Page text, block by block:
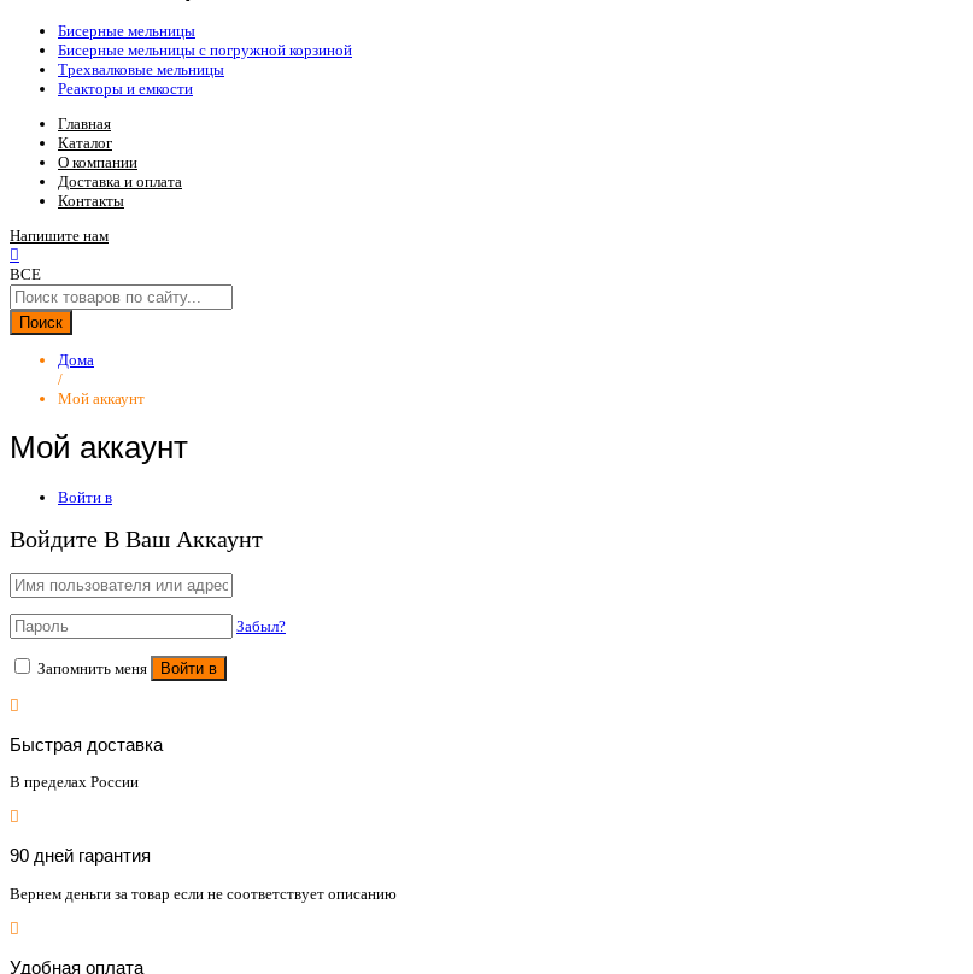
Бисерные мельницы
Бисерные мельницы с погружной корзиной
Трехвалковые мельницы
Реакторы и емкости
Главная
Каталог
О компании
Доставка и оплата
Контакты
Напишите нам
ВСЕ
Поиск
Дома
/
Мой аккаунт
Мой аккаунт
Войти в
Войдите В Ваш Аккаунт
Забыл?
Запомнить меня Войти в
Быстрая доставка
В пределах России
90 дней гарантия
Вернем деньги за товар если не соответствует описанию
Удобная оплата